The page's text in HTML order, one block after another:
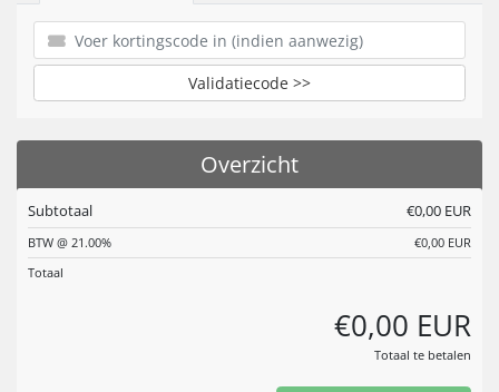
Validatiecode >>
Overzicht
Subtotaal €0,00 EUR
BTW @ 21.00%
€0,00 EUR
Totaal
€0,00 EUR
Totaal te betalen